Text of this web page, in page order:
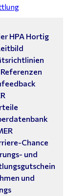
HPA Hortig
Chance
und
und